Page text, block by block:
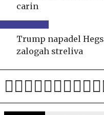
carin
Trump napadel
zalogah streliva